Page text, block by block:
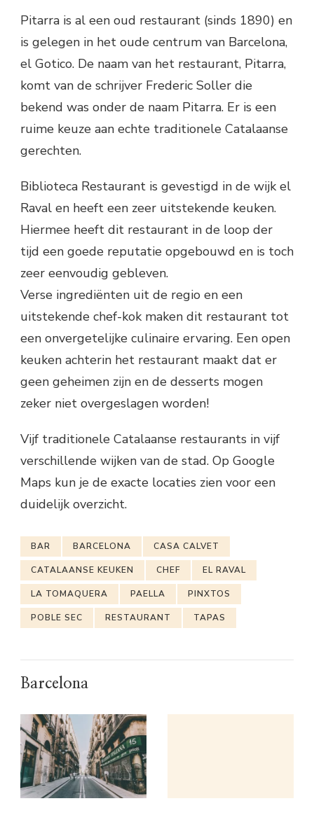
Pitarra is al een oud restaurant (sinds 1890) en
is gelegen in het oude centrum van Barcelona,
el Gotico. De naam van het restaurant, Pitarra,
komt van de schrijver Frederic Soller die
bekend was onder de naam Pitarra. Er is een
ruime keuze aan echte traditionele Catalaanse
gerechten.
Biblioteca Restaurant is gevestigd in de wijk el
Raval en heeft een zeer uitstekende keuken.
Hiermee heeft dit restaurant in de loop der
tijd een goede reputatie opgebouwd en is toch
zeer eenvoudig gebleven.
Verse ingrediënten uit de regio en een
uitstekende chef-kok maken dit restaurant tot
een onvergetelijke culinaire ervaring. Een open
keuken achterin het restaurant maakt dat er
geen geheimen zijn en de desserts mogen
zeker niet overgeslagen worden!
Vijf traditionele Catalaanse restaurants in vijf
verschillende wijken van de stad. Op Google
Maps kun je de exacte locaties zien voor een
duidelijk overzicht.
BAR BARCELONA CASA CALVET
CATALAANSE KEUKEN CHEF EL RAVAL
LA TOMAQUERA PAELLA PINXTOS
POBLE SEC RESTAURANT TAPAS
Barcelona